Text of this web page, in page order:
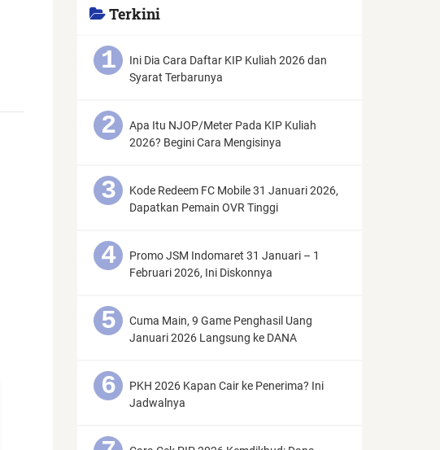
Terkini
Ini Dia Cara Daftar KIP Kuliah 2026 dan
Syarat Terbarunya
Apa Itu NJOP/Meter Pada KIP Kuliah
2026? Begini Cara Mengisinya
Kode Redeem FC Mobile 31 Januari 2026,
Dapatkan Pemain OVR Tinggi
Promo JSM Indomaret 31 Januari – 1
Februari 2026, Ini Diskonnya
Cuma Main, 9 Game Penghasil Uang
Januari 2026 Langsung ke DANA
PKH 2026 Kapan Cair ke Penerima? Ini
Jadwalnya